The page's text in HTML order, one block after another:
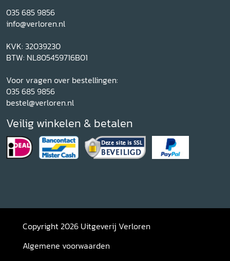
035 685 9856
info@verloren.nl
KVK: 32039230
BTW: NL805459716B01
Voor vragen over bestellingen:
035 685 9856
bestel@verloren.nl
Veilig winkelen & betalen
Copyright 2026 Uitgeverij Verloren
Algemene voorwaarden